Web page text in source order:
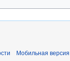
Мобильная версия